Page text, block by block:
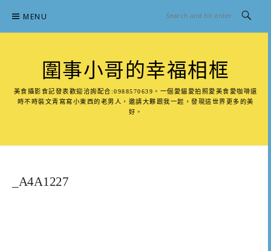
content
MENU
圍事小哥的幸福相框
美食攝影食記發表歡迎洽詢配合:0988570639。一個愛貓愛拍照愛美食愛咖啡還
時不時裝文青寫寫小東西的老男人，邀請大夥跟我一起，發現這世界更多的美
好。
_A4A1227